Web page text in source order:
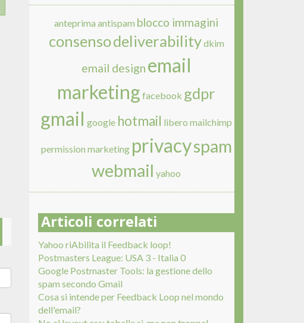
anteprima antispam blocco immagini
consensodeliverabilitydkim
email design email
marketing facebook gdpr
gmail google hotmail libero mailchimp
permission marketing privacyspam
webmail yahoo
Articoli correlati
Yahoo riAbilita il Feedback loop!
Postmasters League: USA 3 - Italia 0
Google Postmaster Tools: la gestione dello
spam secondo Gmail
Cosa si intende per Feedback Loop nel mondo
dell'email?